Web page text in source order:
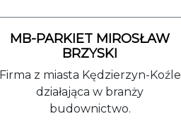
MB-PARKIET MIROSŁAW
BRZYSKI
Firma z miasta Kędzierzyn-Koźle
działająca w branży
budownictwo.